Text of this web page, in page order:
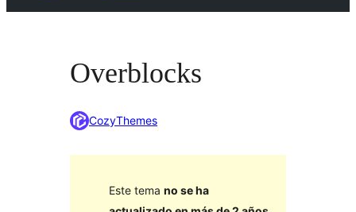
Overblocks
CozyThemes
Este tema no se ha